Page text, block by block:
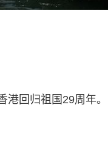
回归祖国29周年。